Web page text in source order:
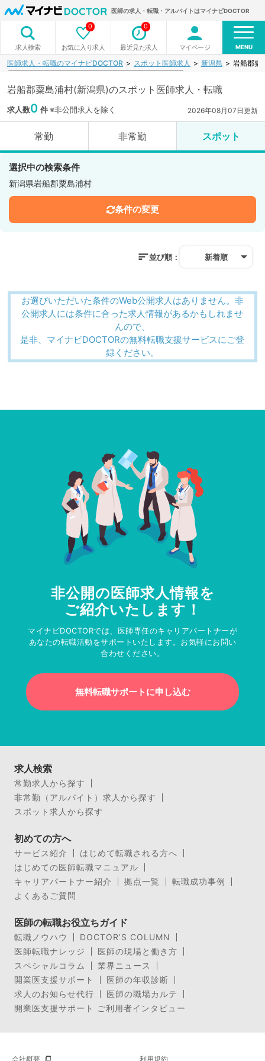
医師の求人・転職・アルバイトはマイナビDOCTOR
求人検索 お気に入り求人
0
最近見た求人
0
マイページ MENU
医師求人・転職のマイナビDOCTOR スポット医師求人 新潟県 岩船郡粟
岩船郡粟島浦村(新潟県)のスポット医師求人・転職
求人数0 件※非公開求人を除く 2026年08月07日更新
常勤 非常勤 スポット
選択中の検索条件
新潟県岩船郡粟島浦村
条件の変更
並び順： 新着順
お選びいただいた条件のWeb公開求人はありません。非
公開求人には条件に合った求人情報があるかもしれませ
んので、
是非、マイナビDOCTORの無料転職支援サービスにご登
録ください。
非公開の医師求人情報を
ご紹介いたします！
マイナビDOCTORでは、医師専任のキャリアパートナーが
あなたの転職活動をサポートいたします。お気軽にお問い
合わせください。
無料転職サポートに申し込む
求人検索
常勤求人から探す
非常勤（アルバイト）求人から探す
スポット求人から探す
初めての方へ
サービス紹介
はじめて転職される方へ
はじめての医師転職マニュアル
キャリアパートナー紹介
拠点一覧
転職成功事例
よくあるご質問
医師の転職お役立ちガイド
転職ノウハウ
DOCTOR’S COLUMN
医師転職ナレッジ
医師の現場と働き方
スペシャルコラム
業界ニュース
開業医支援サポート
医師の年収診断
求人のお知らせ代行
医師の職場カルテ
開業医支援サポート ご利用者インタビュー
会社概要 利用規約